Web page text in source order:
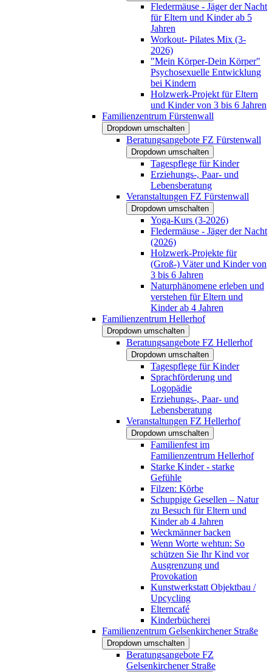
Fledermäuse - Jäger der Nacht
für Eltern und Kinder ab 5
Jahren
Workout- Pilates Mix (3-
2026)
"Mein Körper-Dein Körper"
Psychosexuelle Entwicklung
bei Kindern
Holzwerk-Projekt für Eltern
und Kinder von 3 bis 6 Jahren
Familienzentrum Fürstenwall
Dropdown umschalten
Beratungsangebote FZ Fürstenwall
Dropdown umschalten
Tagespflege für Kinder
Erziehungs-, Paar- und
Lebensberatung
Veranstaltungen FZ Fürstenwall
Dropdown umschalten
Yoga-Kurs (3-2026)
Fledermäuse - Jäger der Nacht
(2026)
Holzwerk-Projekte für
(Groß-) Väter und Kinder von
3 bis 6 Jahren
Naturphänomene erleben und
verstehen für Eltern und
Kinder ab 4 Jahren
Familienzentrum Hellerhof
Dropdown umschalten
Beratungsangebote FZ Hellerhof
Dropdown umschalten
Tagespflege für Kinder
Sprachförderung und
Logopädie
Erziehungs-, Paar- und
Lebensberatung
Veranstaltungen FZ Hellerhof
Dropdown umschalten
Familienfest im
Familienzentrum Hellerhof
Starke Kinder - starke
Gefühle
Filzen: Körbe
Schuppige Gesellen – Natur
zu Besuch für Eltern und
Kinder ab 4 Jahren
Weckmänner backen
Wenn Worte wehtun: So
schützen Sie Ihr Kind vor
Ausgrenzung und
Provokation
Kunstwerkstatt Objektbau /
Upcycling
Elterncafé
Kinderbücherei
Familienzentrum Gelsenkirchener Straße
Dropdown umschalten
Beratungsangebote FZ
Gelsenkirchener Straße